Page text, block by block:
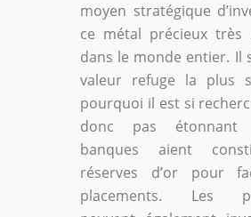
moyen stratégique
ce métal précieux très
dans le monde entier. Il
valeur refuge la plus
pourquoi il est si
donc pas
banques aient
réserves d’or pour
placements. Les